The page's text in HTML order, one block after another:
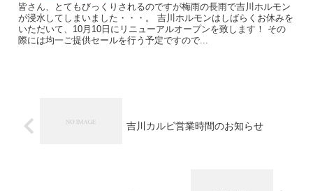
皆さん、とてもびっくりされるのですが梅雨の長雨で吉川ホルモン
が浸水してしまいました・・・。 吉川ホルモンはしばらくお休みを
いただいて、10月10日にリニューアルオープンを致します！ その
際には均一ご提供セールを行う予定ですので...
吉川カルビ営業時間のお知らせ